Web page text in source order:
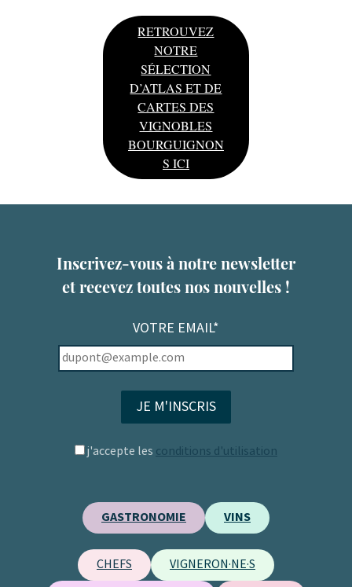
RETROUVEZ
NOTRE
SÉLECTION
D’ATLAS ET DE
CARTES DES
VIGNOBLES
BOURGUIGNON
S ICI
Inscrivez-vous à notre newsletter
et recevez toutes nos nouvelles !
VOTRE EMAIL*
j'accepte les conditions d'utilisation
GASTRONOMIE VINS
CHEFS VIGNERON·NE·S